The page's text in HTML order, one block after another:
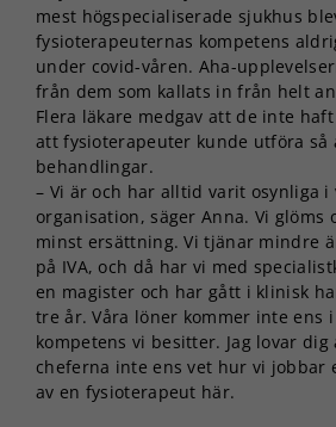
mest högspecialiserade sjukhus
fysioterapeuternas kompetens
under covid-våren. Aha-
från dem som kallats in från helt
Flera läkare medgav att de inte
att fysioterapeuter kunde utföra så
behandlingar.
– Vi är och har alltid varit osynliga i
organisation, säger Anna. Vi glöms
minst ersättning. Vi tjänar mindre
på IVA, och då har vi med
en magister och har gått i klinisk
tre år. Våra löner kommer inte ens
kompetens vi besitter. Jag lovar dig
cheferna inte ens vet hur vi jobbar
av en fysioterapeut här.